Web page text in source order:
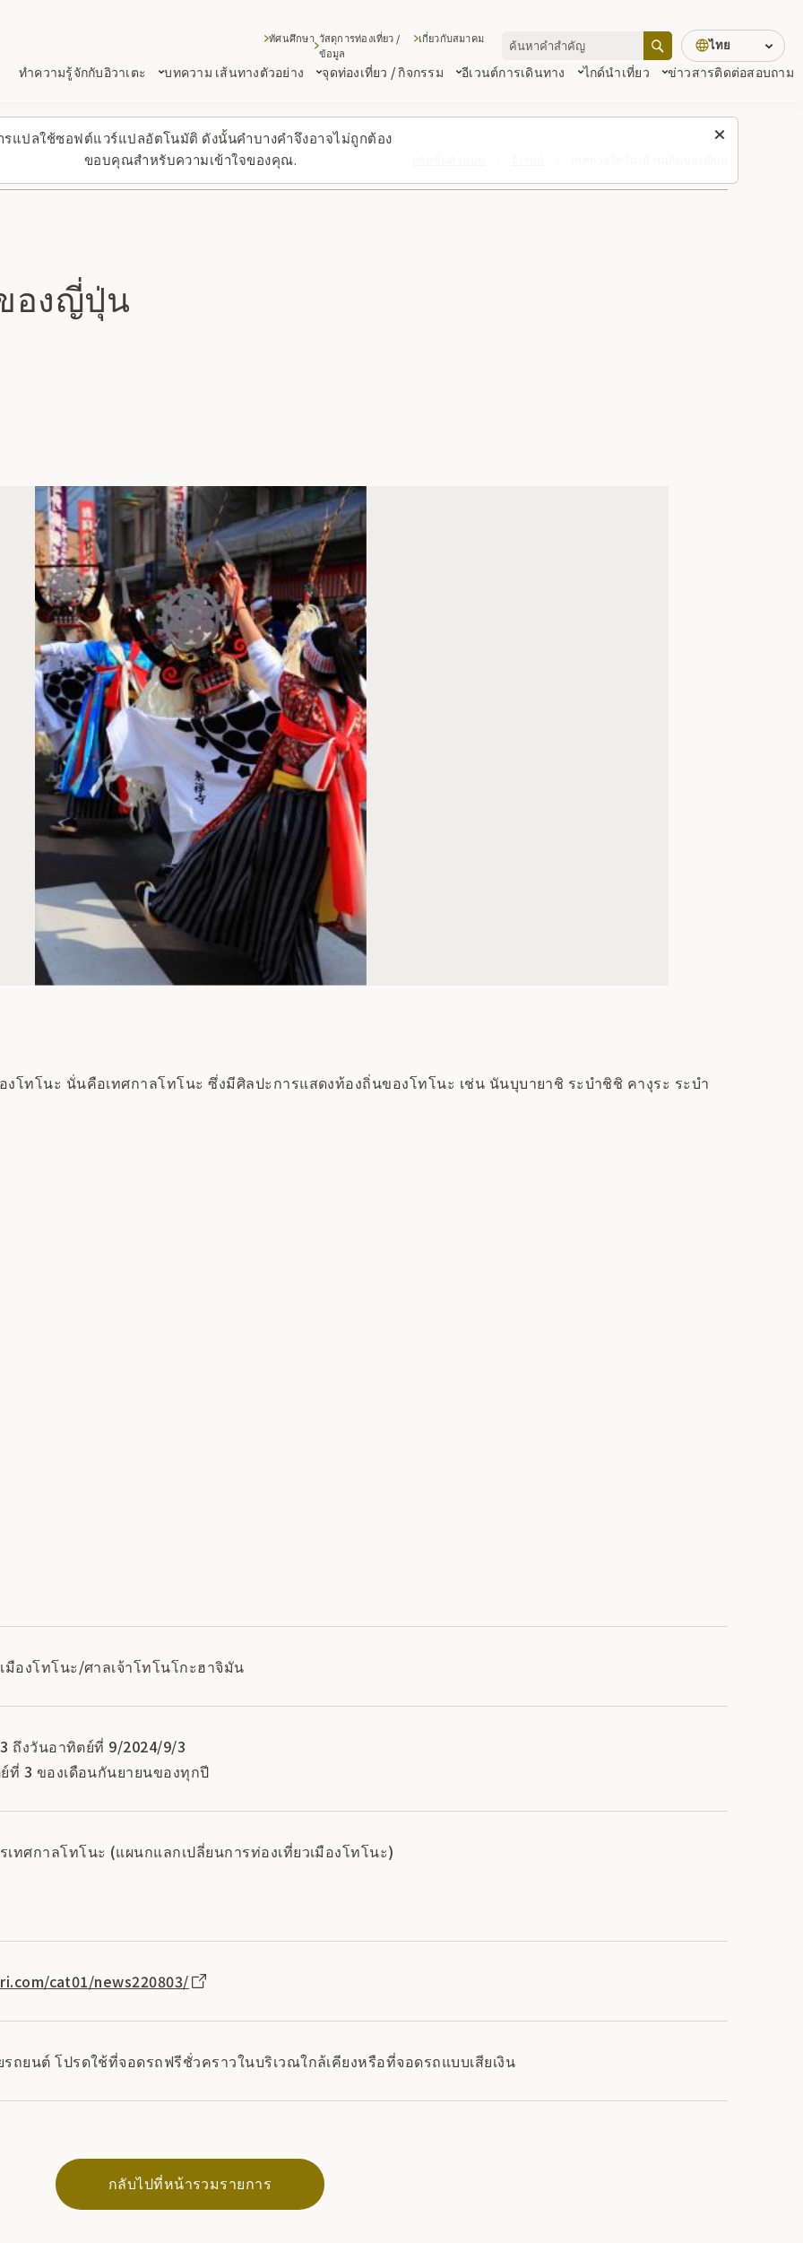
รแปลใช้ซอฟต์แวร์แปลอัตโนมัติ ดังนั้นคำบางคำจึงอาจไม่ถูกต้อง
ขอบคุณสำหรับความเข้าใจของคุณ.
ทำความรู้จักกับอิวาเตะ บทความ เส้นทางตัวอย่าง จุดท่องเที่ยว / กิจกรรม อีเวนต์การเดินทาง ไกด์นำเที่ยว ข่าวสารติดต่อสอบถาม
ทัศนศึกษา วัสดุการท่องเที่ยว /
ข้อมูล
เกี่ยวกับสมาคม ไทย
องญี่ปุ่น
โทโนะ นั่นคือเทศกาลโทโนะ ซึ่งมีศิลปะการแสดงท้องถิ่นของโทโนะ เช่น นันบุบายาชิ ระบำชิชิ คางุระ ระบำ
องโทโนะ/ศาลเจ้าโทโนโกะฮาจิมัน
ถึงวันอาทิตย์ที่ 9/2024/9/3
ที่ 3 ของเดือนกันยายนของทุกปี
ทศกาลโทโนะ (แผนกแลกเปลี่ยนการท่องเที่ยวเมืองโทโนะ)
cat01/news220803/
ถยนต์ โปรดใช้ที่จอดรถฟรีชั่วคราวในบริเวณใกล้เคียงหรือที่จอดรถแบบเสียเงิน
กลับไปที่หน้ารวมรายการ